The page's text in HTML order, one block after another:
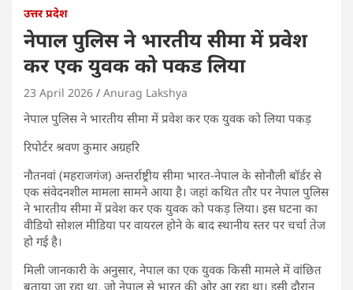
उत्तर प्रदेश
नेपाल पुलिस ने भारतीय सीमा में प्रवेश
कर एक युवक को पकड लिया
23 April 2026 Anurag Lakshya
नेपाल पुलिस ने भारतीय सीमा में प्रवेश कर एक युवक को लिया पकड़
रिपोर्टर श्रवण कुमार अग्रहरि
नौतनवां (महराजगंज) अन्तर्राष्ट्रीय सीमा भारत-नेपाल के सोनौली बॉर्डर से
एक संवेदनशील मामला सामने आया है। जहां कथित तौर पर नेपाल पुलिस
ने भारतीय सीमा में प्रवेश कर एक युवक को पकड़ लिया। इस घटना का
वीडियो सोशल मीडिया पर वायरल होने के बाद स्थानीय स्तर पर चर्चा तेज
हो गई है।
मिली जानकारी के अनुसार, नेपाल का एक युवक किसी मामले में वांछित
बताया जा रहा था, जो नेपाल से भारत की ओर आ रहा था। इसी दौरान